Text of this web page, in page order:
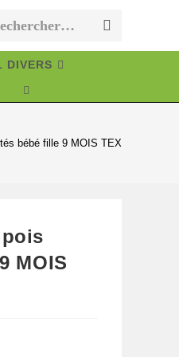
DIVERS
TOGGLE
bébé fille 9 MOIS TEX
MOIS